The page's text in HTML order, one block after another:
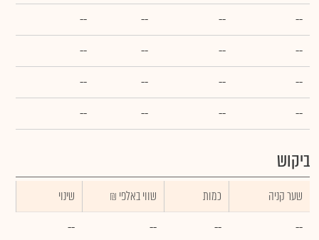
--
--
--
--
--
--
--
--
--
--
--
--
--
--
--
--
ביקוש
שער קניה כמות ₪ שווי באלפי
שינוי
--
--
--
--